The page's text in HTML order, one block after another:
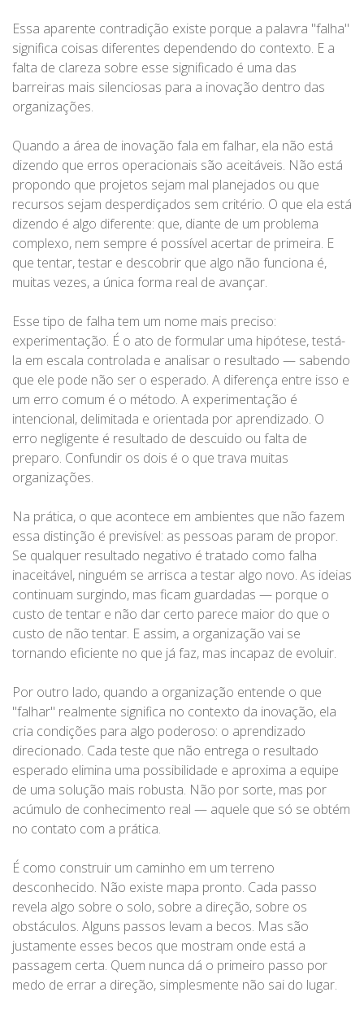
Essa aparente contradição existe porque a palavra "falha"
significa coisas diferentes dependendo do contexto. E a
falta de clareza sobre esse significado é uma das
barreiras mais silenciosas para a inovação dentro das
organizações.
Quando a área de inovação fala em falhar, ela não está
dizendo que erros operacionais são aceitáveis. Não está
propondo que projetos sejam mal planejados ou que
recursos sejam desperdiçados sem critério. O que ela está
dizendo é algo diferente: que, diante de um problema
complexo, nem sempre é possível acertar de primeira. E
que tentar, testar e descobrir que algo não funciona é,
muitas vezes, a única forma real de avançar.
Esse tipo de falha tem um nome mais preciso:
experimentação. É o ato de formular uma hipótese, testá-
la em escala controlada e analisar o resultado — sabendo
que ele pode não ser o esperado. A diferença entre isso e
um erro comum é o método. A experimentação é
intencional, delimitada e orientada por aprendizado. O
erro negligente é resultado de descuido ou falta de
preparo. Confundir os dois é o que trava muitas
organizações.
Na prática, o que acontece em ambientes que não fazem
essa distinção é previsível: as pessoas param de propor.
Se qualquer resultado negativo é tratado como falha
inaceitável, ninguém se arrisca a testar algo novo. As ideias
continuam surgindo, mas ficam guardadas — porque o
custo de tentar e não dar certo parece maior do que o
custo de não tentar. E assim, a organização vai se
tornando eficiente no que já faz, mas incapaz de evoluir.
Por outro lado, quando a organização entende o que
"falhar" realmente significa no contexto da inovação, ela
cria condições para algo poderoso: o aprendizado
direcionado. Cada teste que não entrega o resultado
esperado elimina uma possibilidade e aproxima a equipe
de uma solução mais robusta. Não por sorte, mas por
acúmulo de conhecimento real — aquele que só se obtém
no contato com a prática.
É como construir um caminho em um terreno
desconhecido. Não existe mapa pronto. Cada passo
revela algo sobre o solo, sobre a direção, sobre os
obstáculos. Alguns passos levam a becos. Mas são
justamente esses becos que mostram onde está a
passagem certa. Quem nunca dá o primeiro passo por
medo de errar a direção, simplesmente não sai do lugar.